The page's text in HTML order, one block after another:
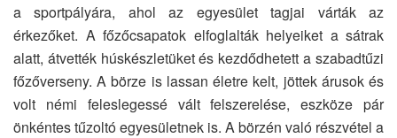
a sportpályára, ahol az egyesület tagjai várták az
érkezőket. A főzőcsapatok elfoglalták helyeiket a sátrak
alatt, átvették húskészletüket és kezdődhetett a szabadtűzi
főzőverseny. A börze is lassan életre kelt, jöttek árusok és
volt némi feleslegessé vált felszerelése, eszköze pár
önkéntes tűzoltó egyesületnek is. A börzén való részvétel a